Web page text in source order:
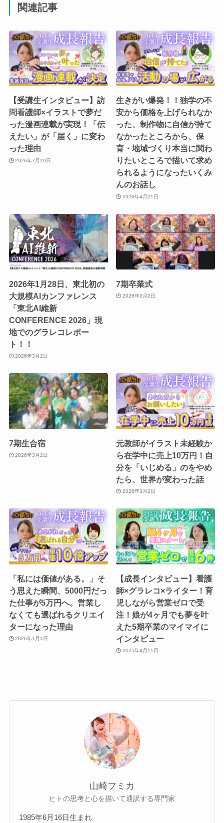
関連記事
【受講生インタビュー】訪
問看護師×イラストで夢だ
った漫画連載が実現！「伝
えたい」が「届く」に変わ
った理由
2026年7月20日
生きがい爆発！！独学の不
安から価格を上げられなか
った、制作物に自信が持て
なかったところから、保
育・地域づくり本当に関わ
りたいところで描いて求め
られるようになったいくみ
んのお話し
2026年4月21日
2026年1月28日、東北初の
大規模AIカンファレンス
「東北AI維新
CONFERENCE 2026」現
地でのグラレコレポー
ト！！
2026年3月2日
7期卒業式
2026年3月2日
7期生合宿
2026年3月2日
元教師がイラスト未経験か
ら在学中に売上10万円！自
分を「いじめる」のをやめ
たら、世界が変わった話
2026年3月2日
「私には価値がある。」そ
う思えた瞬間、5000円だっ
た仕事が5万円へ。営業し
なくても選ばれるクリエイ
ターになった理由
2026年1月1日
【成長インタビュー】看護
師×グラレコ×ライター！育
児しながら営業ゼロで受
注！娘が4ヶ月でも夢を叶
えた5期卒業のマイマイに
インタビュー
2025年4月11日
山崎フミカ
ヒトの思考と心を描いて通訳する専門家
1985年6月16日生まれ